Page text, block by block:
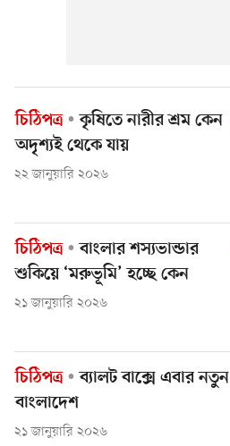
চিঠিপত্র
কৃষিতে নারীর শ্রম কেন
অদৃশ্যই থেকে যায়
২২ জানুয়ারি ২০২৬
চিঠিপত্র
বাংলার শস্যভান্ডার
শুকিয়ে ‘মরুভূমি’ হচ্ছে কেন
২১ জানুয়ারি ২০২৬
চিঠিপত্র
ব্যালট বাক্সে এবার নতুন
বাংলাদেশ
২১ জানুয়ারি ২০২৬